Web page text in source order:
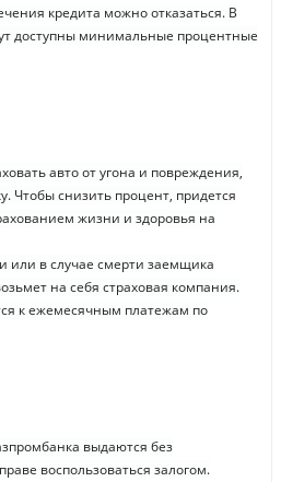
кредита можно отказаться. В
доступны минимальные процентные
авто от угона и повреждения,
Чтобы снизить процент, придется
жизни и здоровья на
или в случае смерти заемщика
на себя страховая компания.
к ежемесячным платежам по
выдаются без
воспользоваться залогом.